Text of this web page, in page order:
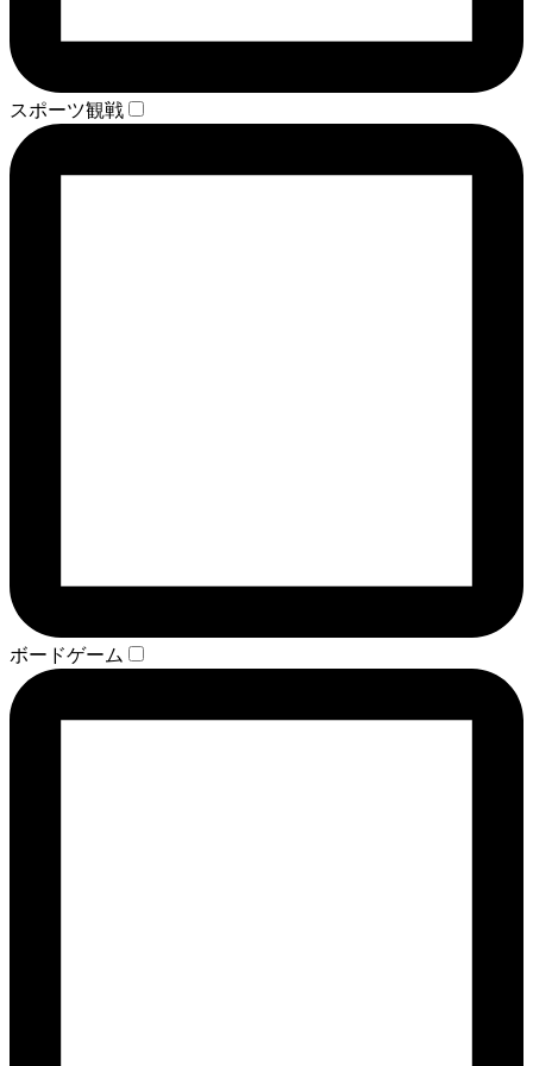
スポーツ観戦
ボードゲーム